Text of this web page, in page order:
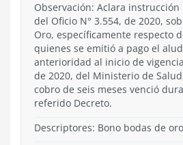
Observación: Aclara
del Oficio N° 3.554, de 2020,
Oro, específicamente respecto
quienes se emitió a pago el
anterioridad al inicio de
de 2020, del Ministerio de
cobro de seis meses venció
referido Decreto.
Descriptores: Bono bodas de oro